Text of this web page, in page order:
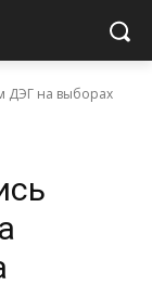
ДЭГ на выборах